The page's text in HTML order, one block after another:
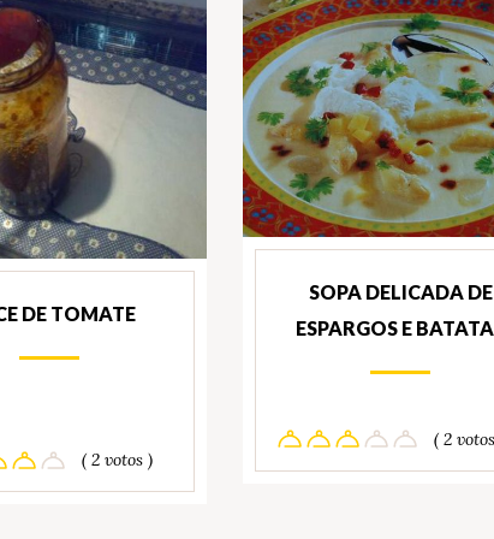
DE TOMATE
( 2 votos )
SOPA DELICADA DE
ESPARGOS E
( 2